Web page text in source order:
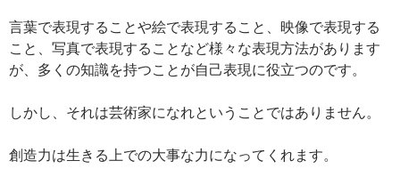
言葉で表現することや絵で表現すること、映像で表現する
こと、写真で表現することなど様々な表現方法があります
が、多くの知識を持つことが自己表現に役立つのです。
しかし、それは芸術家になれということではありません。
創造力は生きる上での大事な力になってくれます。